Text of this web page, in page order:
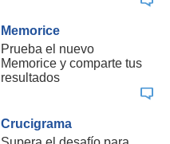
Memorice
Prueba el nuevo
Memorice y comparte tus
resultados
Crucigrama